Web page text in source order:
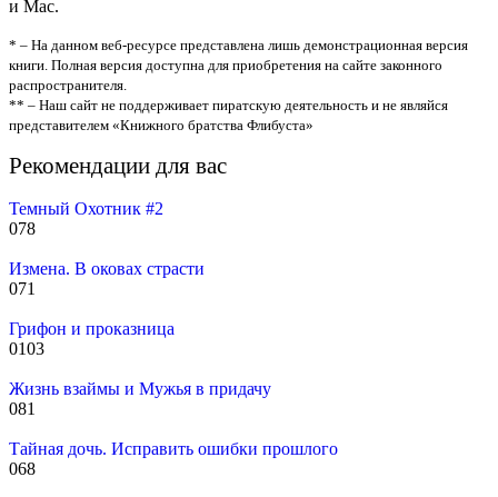
и Mac.
* – На данном веб-ресурсе представлена лишь демонстрационная версия
книги. Полная версия доступна для приобретения на сайте законного
распространителя.
** – Наш сайт не поддерживает пиратскую деятельность и не являйся
представителем «Книжного братства Флибуста»
Рекомендации для вас
Темный Охотник #2
078
Измена. В оковах страсти
071
Грифон и проказница
0103
Жизнь взаймы и Мужья в придачу
081
Тайная дочь. Исправить ошибки прошлого
068